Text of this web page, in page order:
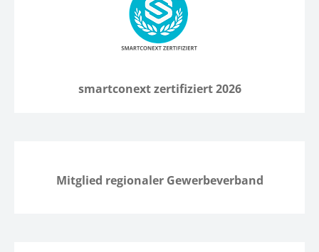
smartconext zertifiziert 2026
Mitglied regionaler Gewerbeverband